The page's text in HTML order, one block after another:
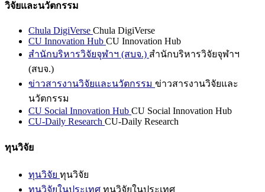
วิจัยและนวัตกรรม
Chula DigiVerse Chula DigiVerse
CU Innovation Hub CU Innovation Hub
สำนักบริหารวิจัยจุฬาฯ (สบจ.) สำนักบริหารวิจัยจุฬาฯ
(สบจ.)
ข่าวสารงานวิจัยและนวัตกรรม ข่าวสารงานวิจัยและ
นวัตกรรม
CU Social Innovation Hub CU Social Innovation Hub
CU-Daily Research CU-Daily Research
ทุนวิจัย
ทุนวิจัย ทุนวิจัย
ทุนวิจัยในประเทศ ทุนวิจัยในประเทศ